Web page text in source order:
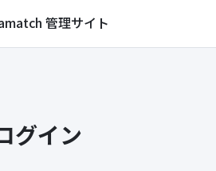
管理サイト
グイン